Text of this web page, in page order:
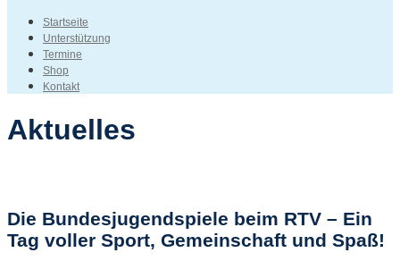
Startseite
Unterstützung
Termine
Shop
Kontakt
Aktuelles
Die Bundesjugendspiele beim RTV – Ein
Tag voller Sport, Gemeinschaft und Spaß!